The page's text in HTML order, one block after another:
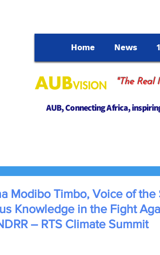
Home News
"The Real
AUB, Connecting Africa,
Modibo Timbo, Voice of the
Knowledge in the Fight
– RTS Climate Summit